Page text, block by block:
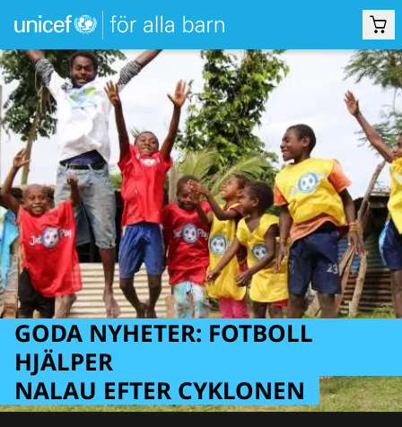
GODA NYHETER: FOTBOLL
HJÄLPER
NALAU EFTER CYKLONEN